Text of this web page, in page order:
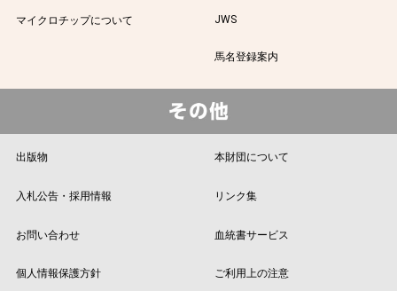
マイクロチップについて JWS
馬名登録案内
出版物 本財団について
入札公告・採用情報 リンク集
お問い合わせ 血統書サービス
個人情報保護方針 ご利用上の注意